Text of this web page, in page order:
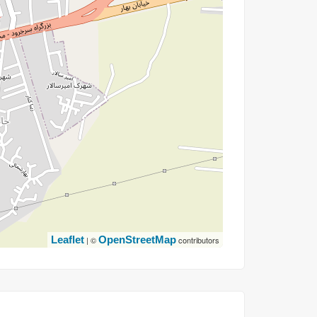
Leaflet | ©OpenStreetMapcontributors